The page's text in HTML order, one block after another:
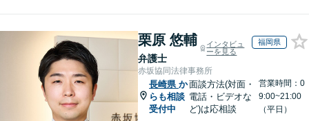
栗原 悠輔
弁護士
インタビュ
ーを見る
福岡県
赤坂協同法律事務所
長崎県 か
らも相談
受付中
面談方法(対面・
電話・ビデオな
ど)は応相談
営業時間：0
9:00~21:00
（平日）